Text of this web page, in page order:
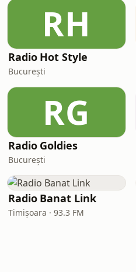
RH
Radio Hot Style
București
RG
Radio Goldies
București
Radio Banat Link
Timișoara · 93.3 FM